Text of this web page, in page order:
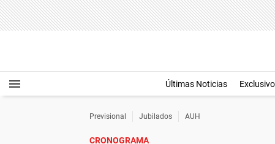
Últimas Noticias
Previsional Jubilados AUH
CRONOGRAMA